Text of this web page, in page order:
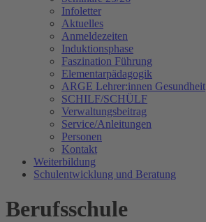
Infoletter
Aktuelles
Anmeldezeiten
Induktionsphase
Faszination Führung
Elementarpädagogik
ARGE Lehrer:innen Gesundheit
SCHILF/SCHÜLF
Verwaltungsbeitrag
Service/Anleitungen
Personen
Kontakt
Weiterbildung
Schulentwicklung und Beratung
Berufsschule